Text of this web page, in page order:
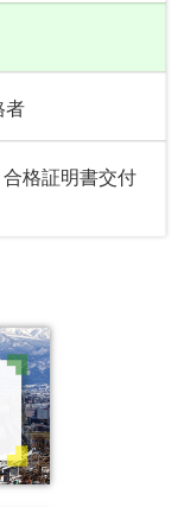
者
格証明書交付